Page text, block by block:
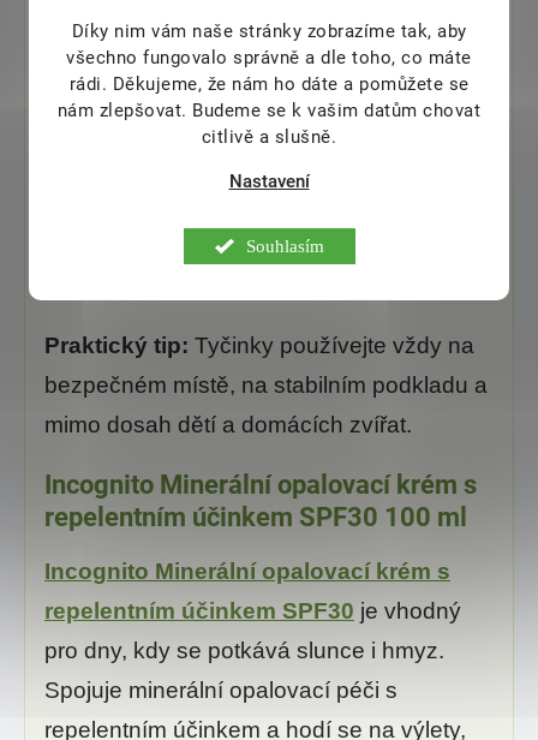
Díky nim vám naše stránky zobrazíme tak, aby
všechno fungovalo správně a dle toho, co máte
rádi. Děkujeme, že nám ho dáte a pomůžete se
nám zlepšovat. Budeme se k vašim datům chovat
citlivě a slušně.
Nastavení
Souhlasím
pokožce, ale v okolním prostoru.
Pro koho se hodí?
Pro pobyt v kempu nebo na chatě.
Praktický tip: Tyčinky používejte vždy na
bezpečném místě, na stabilním podkladu a
mimo dosah dětí a domácích zvířat.
Incognito Minerální opalovací krém s
repelentním účinkem SPF30 100 ml
Incognito Minerální opalovací krém s
repelentním účinkem SPF30 je vhodný
pro dny, kdy se potkává slunce i hmyz.
Spojuje minerální opalovací péči s
repelentním účinkem a hodí se na výlety,